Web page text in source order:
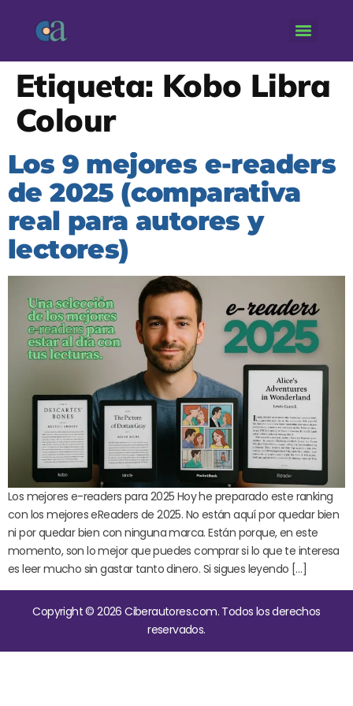
Etiqueta: Kobo Libra
Colour
Los 9 mejores e-readers
de 2025 (comparativa
real para autores y
lectores)
Los mejores e-readers para 2025 Hoy he preparado este ranking
con los mejores eReaders de 2025. No están aquí por quedar bien
ni por quedar bien con ninguna marca. Están porque, en este
momento, son lo mejor que puedes comprar si lo que te interesa
es leer mucho sin gastar tanto dinero. Si sigues leyendo […]
Copyright © 2026 Ciberautores.com. Todos los derechos
reservados.